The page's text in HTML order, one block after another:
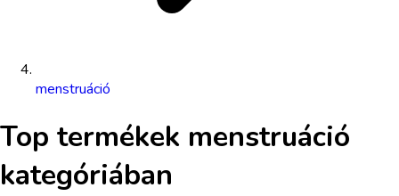
menstruáció
Top termékek menstruáció
kategóriában